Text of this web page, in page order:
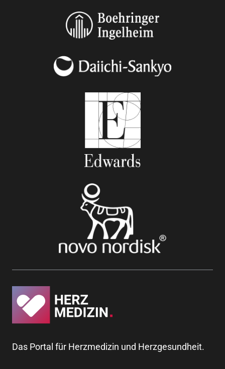
Das Portal für Herzmedizin und Herzgesundheit.